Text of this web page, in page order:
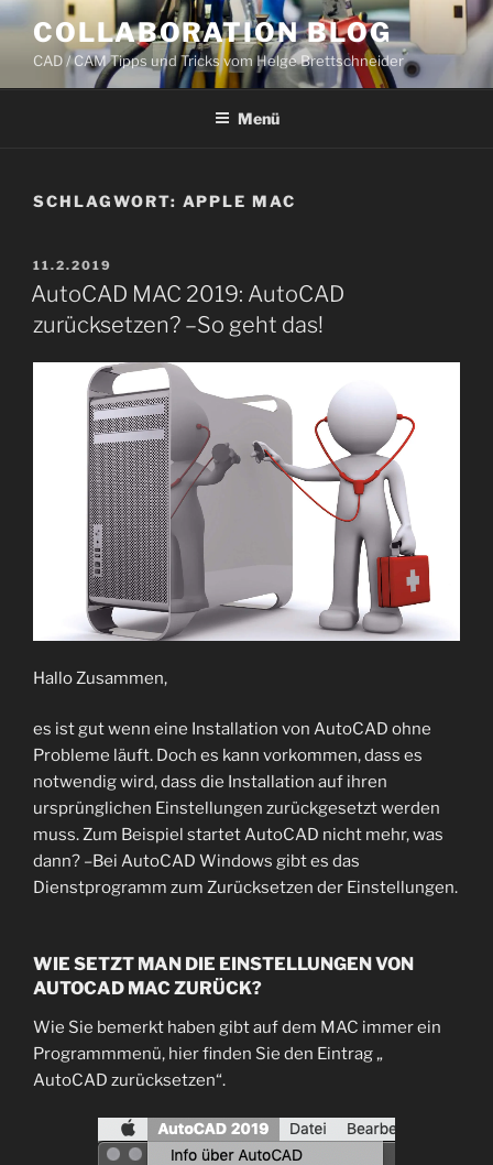
Zum
Inhalt
springen
COLLABORATION BLOG
CAD / CAM Tipps und Tricks vom Helge Brettschneider
Menü
SCHLAGWORT: APPLE MAC
VERÖFFENTLICHT
AM
11.2.2019
AutoCAD MAC 2019: AutoCAD
zurücksetzen? –So geht das!
Hallo Zusammen,
es ist gut wenn eine Installation von AutoCAD ohne
Probleme läuft. Doch es kann vorkommen, dass es
notwendig wird, dass die Installation auf ihren
ursprünglichen Einstellungen zurückgesetzt werden
muss. Zum Beispiel startet AutoCAD nicht mehr, was
dann? –Bei AutoCAD Windows gibt es das
Dienstprogramm zum Zurücksetzen der Einstellungen.
WIE SETZT MAN DIE EINSTELLUNGEN VON
AUTOCAD MAC ZURÜCK?
Wie Sie bemerkt haben gibt auf dem MAC immer ein
Programmmenü, hier finden Sie den Eintrag „
AutoCAD zurücksetzen“.